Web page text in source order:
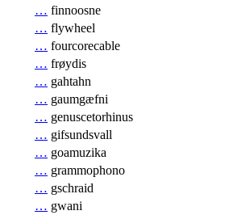
… finnoosne
… flywheel
… fourcorecable
… frøydis
… gahtahn
… gaumgæfni
… genuscetorhinus
… gifsundsvall
… goamuzika
… grammophono
… gschraid
… gwani